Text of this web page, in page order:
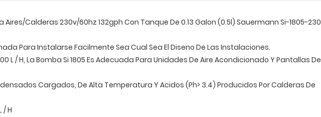
Calderas 230v/60hz 132gph Con Tanque De 0.13 Galon (0.5l) Sauermann Si-1805-230
Para Instalarse Facilmente Sea Cual Sea El Diseno De Las Instalaciones.
L / H, La Bomba Si 1805 Es Adecuada Para Unidades De Aire Acondicionado Y Pantallas De
Cargados, De Alta Temperatura Y Acidos (Ph> 3.4) Producidos Por Calderas De
/ H